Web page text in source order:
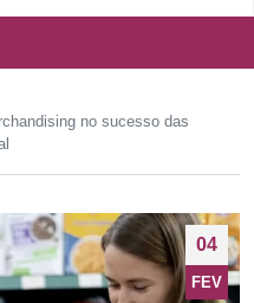
no sucesso das
04
FEV